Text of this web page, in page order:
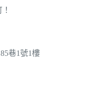
巷1號1樓